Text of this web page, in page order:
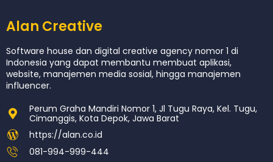
Alan Creative
Software house dan digital creative agency nomor 1 di
Indonesia yang dapat membantu membuat aplikasi,
website, manajemen media sosial, hingga manajemen
influencer.
Perum Graha Mandiri Nomor 1, Jl Tugu Raya, Kel. Tugu,
Cimanggis, Kota Depok, Jawa Barat
https://alan.co.id
081-994-999-444